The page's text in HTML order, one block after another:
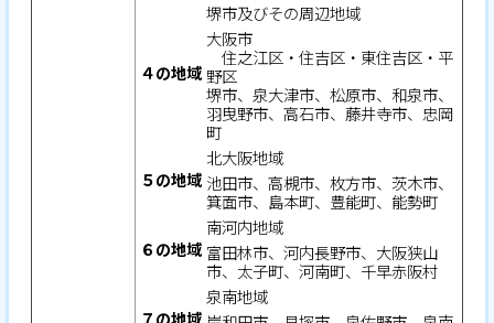
４の地域
堺市及びその周辺地域
大阪市
住之江区・住吉区・東住吉区・平
野区
堺市、泉大津市、松原市、和泉市、
羽曳野市、高石市、藤井寺市、忠岡
町
５の地域
北大阪地域
池田市、高槻市、枚方市、茨木市、
箕面市、島本町、豊能町、能勢町
６の地域
南河内地域
富田林市、河内長野市、大阪狭山
市、太子町、河南町、千早赤阪村
７の地域
泉南地域